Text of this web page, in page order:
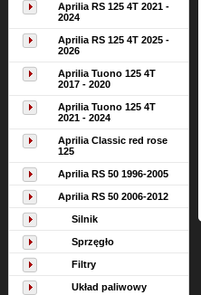
Aprilia RS 125 4T 2021 -
2024
Aprilia RS 125 4T 2025 -
2026
Aprilia Tuono 125 4T
2017 - 2020
Aprilia Tuono 125 4T
2021 - 2024
Aprilia Classic red rose
125
Aprilia RS 50 1996-2005
Aprilia RS 50 2006-2012
Silnik
Sprzęgło
Filtry
Układ paliwowy